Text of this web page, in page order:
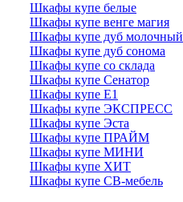
Шкафы купе белые
Шкафы купе венге магия
Шкафы купе дуб молочный
Шкафы купе дуб сонома
Шкафы купе со склада
Шкафы купе Сенатор
Шкафы купе Е1
Шкафы купе ЭКСПРЕСС
Шкафы купе Эста
Шкафы купе ПРАЙМ
Шкафы купе МИНИ
Шкафы купе ХИТ
Шкафы купе СВ-мебель